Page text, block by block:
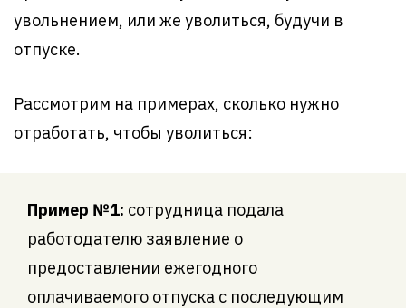
увольнением, или же уволиться, будучи в
отпуске.
Рассмотрим на примерах, сколько нужно
отработать, чтобы уволиться:
Пример №1: сотрудница подала
работодателю заявление о
предоставлении ежегодного
оплачиваемого отпуска с последующим